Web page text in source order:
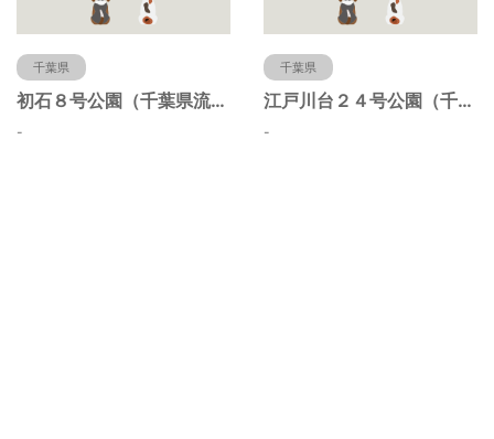
千葉県
初石８号公園（千葉県流山市）
-
千葉県
江戸川台２４号公園（千葉県流山市）
-